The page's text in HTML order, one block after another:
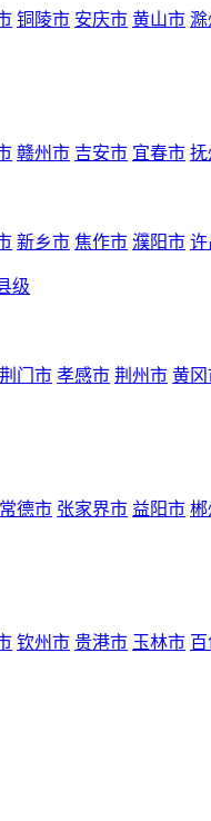
铜陵市 安庆市 黄山市 滁
赣州市 吉安市 宜春市 抚
新乡市 焦作市 濮阳市 许
级
荆门市 孝感市 荆州市 黄冈
常德市 张家界市 益阳市 郴
钦州市 贵港市 玉林市